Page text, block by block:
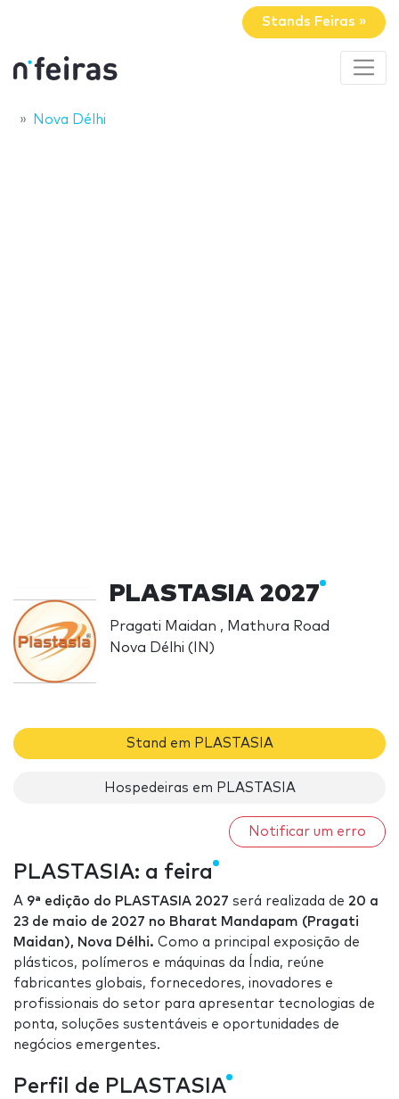
Stands Feiras »
Nova Délhi
PLASTASIA 2027
Pragati Maidan , Mathura Road
Nova Délhi (IN)
Stand em PLASTASIA
Hospedeiras em PLASTASIA
Notificar um erro
PLASTASIA: a feira
A 9ª edição do PLASTASIA 2027 será realizada de 20 a
23 de maio de 2027 no Bharat Mandapam (Pragati
Maidan), Nova Délhi. Como a principal exposição de
plásticos, polímeros e máquinas da Índia, reúne
fabricantes globais, fornecedores, inovadores e
profissionais do setor para apresentar tecnologias de
ponta, soluções sustentáveis e oportunidades de
negócios emergentes.
Perfil de PLASTASIA